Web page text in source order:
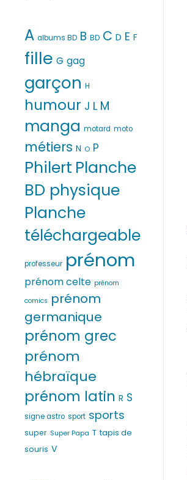
A albums BD B BD C D E F
fille G gag
garçon H
humour J L M
manga motard moto
métiers N O P
Philert Planche
BD physique
Planche
téléchargeable
professeur prénom
prénom celte prénom
comics prénom
germanique
prénom grec
prénom
hébraïque
prénom latin R S
signe astro sport sports
super Super Papa T tapis de
souris V